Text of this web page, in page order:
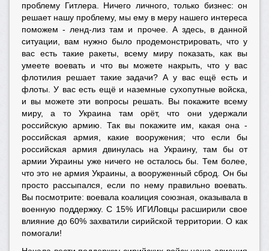
проблему Гитлера. Ничего личного, только бизнес: он
решает нашу проблему, мы ему в меру нашего интереса
поможем - ленд-лиз там и прочее. А здесь, в данной
ситуации, вам нужно было продемонстрировать, что у
вас есть такие ракеты, всему миру показать, как вы
умеете воевать и что вы можете накрыть, что у вас
флотилия решает такие задачи? А у вас ещё есть и
флоты. У вас есть ещё и наземные сухопутные войска,
и вы можете эти вопросы решать. Вы покажите всему
миру, а то Украина там орёт, что они удержали
российскую армию. Так вы покажите им, какая она -
российская армия, какие вооружения; что если бы
российская армия двинулась на Украину, там бы от
армии Украины уже ничего не осталось бы. Тем более,
что это не армия Украины, а вооруженный сброд. Он бы
просто рассыпался, если по нему правильно воевать.
Вы посмотрите: воевала коалиция союзная, оказывала в
военную поддержку. С 15% ИГИЛовцы расширили свое
влияние до 60% захватили сирийской территории. О как
помогали!